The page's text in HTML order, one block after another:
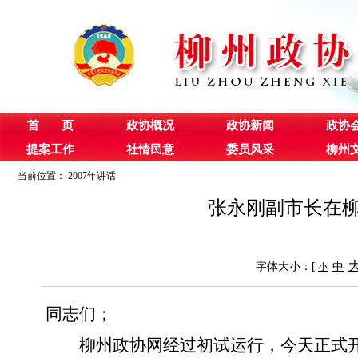
首 页 政协概况 政协新闻
政协
提案工作
社情民意 委员风采 柳州
当前位置： 2007年讲话
张永刚副市长在
字体大小：[ 小 中
同志们；
柳州政协网经过初试运行，今天正式